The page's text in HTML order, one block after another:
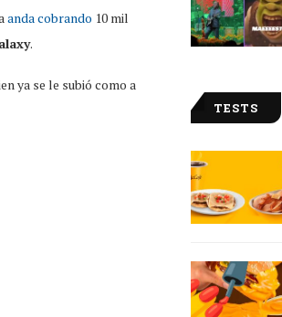
anda cobrando 10 mil
.
ya se le subió como a
TESTS